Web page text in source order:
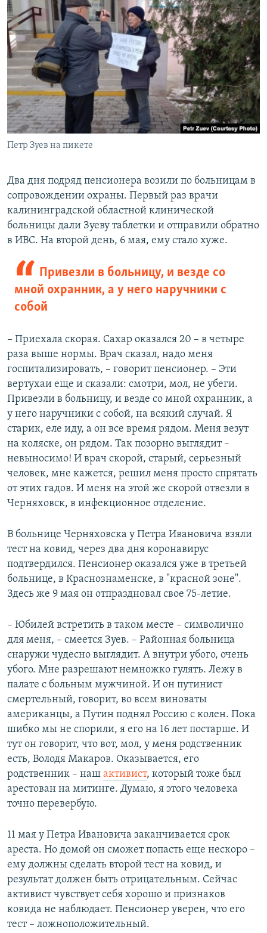
Петр Зуев на пикете
Два дня подряд пенсионера возили по больницам в
сопровождении охраны. Первый раз врачи
калининградской областной клинической
больницы дали Зуеву таблетки и отправили обратно
в ИВС. На второй день, 6 мая, ему стало хуже.
Привезли в больницу, и везде со
мной охранник, а у него наручники с
собой
– Приехала скорая. Сахар оказался 20 – в четыре
раза выше нормы. Врач сказал, надо меня
госпитализировать, – говорит пенсионер. – Эти
вертухаи еще и сказали: смотри, мол, не убеги.
Привезли в больницу, и везде со мной охранник, а
у него наручники с собой, на всякий случай. Я
старик, еле иду, а он все время рядом. Меня везут
на коляске, он рядом. Так позорно выглядит –
невыносимо! И врач скорой, старый, серьезный
человек, мне кажется, решил меня просто спрятать
от этих гадов. И меня на этой же скорой отвезли в
Черняховск, в инфекционное отделение.
В больнице Черняховска у Петра Ивановича взяли
тест на ковид, через два дня коронавирус
подтвердился. Пенсионер оказался уже в третьей
больнице, в Краснознаменске, в "красной зоне".
Здесь же 9 мая он отпраздновал свое 75-летие.
– Юбилей встретить в таком месте – символично
для меня, – смеется Зуев. – Районная больница
снаружи чудесно выглядит. А внутри убого, очень
убого. Мне разрешают немножко гулять. Лежу в
палате с больным мужчиной. И он путинист
смертельный, говорит, во всем виноваты
американцы, а Путин поднял Россию с колен. Пока
шибко мы не спорили, я его на 16 лет постарше. И
тут он говорит, что вот, мол, у меня родственник
есть, Володя Макаров. Оказывается, его
родственник – наш активист, который тоже был
арестован на митинге. Думаю, я этого человека
точно перевербую.
11 мая у Петра Ивановича заканчивается срок
ареста. Но домой он сможет попасть еще нескоро –
ему должны сделать второй тест на ковид, и
результат должен быть отрицательным. Сейчас
активист чувствует себя хорошо и признаков
ковида не наблюдает. Пенсионер уверен, что его
тест – ложноположительный.